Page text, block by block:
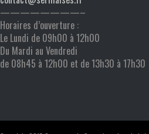
————————–
Horaires d’ouverture :
Le Lundi de 09h00 à 12h00
Du Mardi au Vendredi
de 08h45 à 12h00 et de 13h30 à 17h30